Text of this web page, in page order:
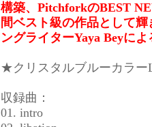
構築、PitchforkのBEST
間ベスト級の作品として
ングライターYaya Beyに
★クリスタルブルーカラー
収録曲：
01. intro